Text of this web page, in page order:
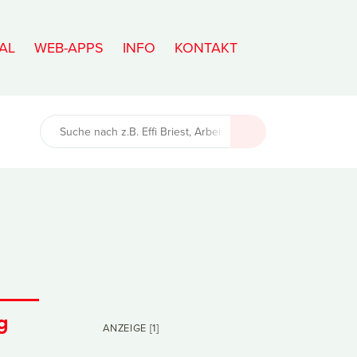
WEB-APPS INFO KONTAKT
ANZEIGE [1]